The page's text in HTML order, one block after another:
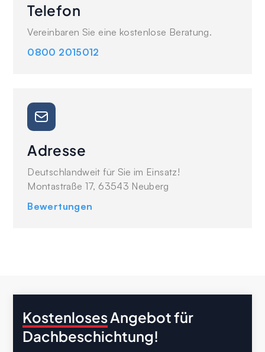
Telefon
Vereinbaren Sie eine kostenlose Beratung.
0800 2015012
Adresse
Deutschlandweit für Sie im Einsatz!
Montastraße 17, 63543 Neuberg
Bewertungen
KostenlosesAngebot für
Dachbeschichtung!